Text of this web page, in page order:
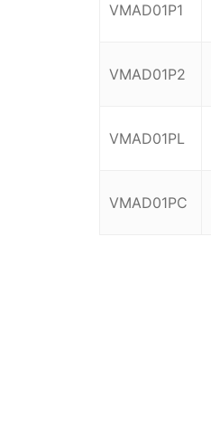
VMAD01P1
VMAD01P2
VMAD01PL
VMAD01PC